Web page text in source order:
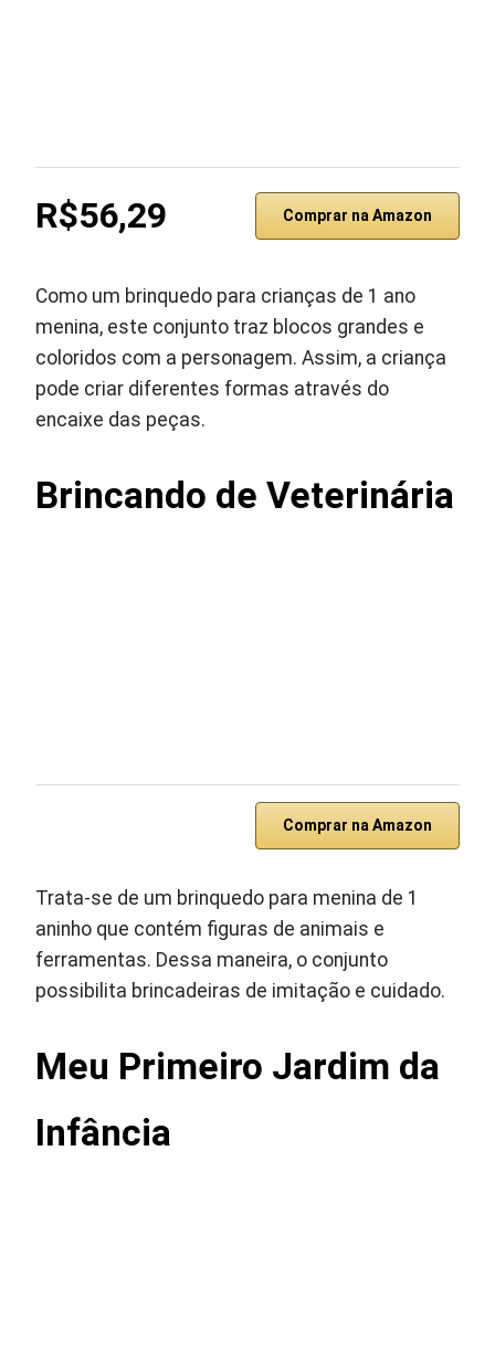
R$56,29 Comprar na Amazon
Como um brinquedo para crianças de 1 ano
menina, este conjunto traz blocos grandes e
coloridos com a personagem. Assim, a criança
pode criar diferentes formas através do
encaixe das peças.
Brincando de Veterinária
Comprar na Amazon
Trata-se de um brinquedo para menina de 1
aninho que contém figuras de animais e
ferramentas. Dessa maneira, o conjunto
possibilita brincadeiras de imitação e cuidado.
Meu Primeiro Jardim da
Infância